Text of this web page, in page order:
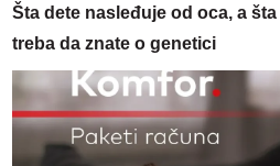
Šta dete nasleđuje od oca, a
treba da znate o genetici